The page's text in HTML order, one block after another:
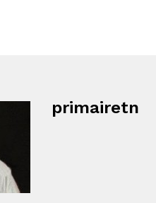
primairetn